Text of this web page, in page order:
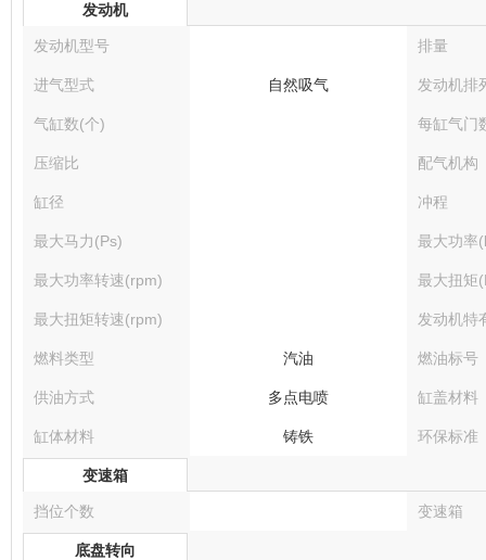
发动机
发动机型号 排量
进气型式 自然吸气 发动机排
气缸数(个) 每缸气门
压缩比 配气机构
缸径 冲程
最大马力(Ps) 最大功率
最大功率转速(rpm) 最大扭矩
最大扭矩转速(rpm) 发动机特
燃料类型 汽油 燃油标号
供油方式 多点电喷 缸盖材料
缸体材料 铸铁 环保标准
变速箱
挡位个数 变速箱
底盘转向